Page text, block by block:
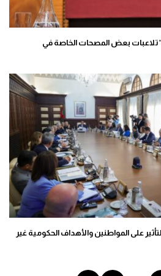
بعض المصحات الخاصة في
2026 محدود التأثير على المواطنين والأهداف الحكومية غير